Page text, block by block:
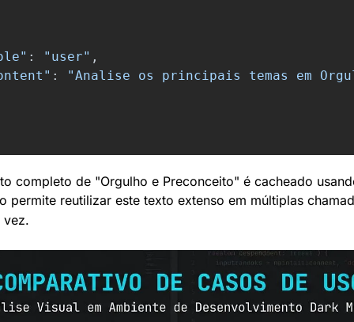
" : " user" ,
" : "Analise os principais temas em
permite reutilizar este texto extenso em múltiplas
vez.